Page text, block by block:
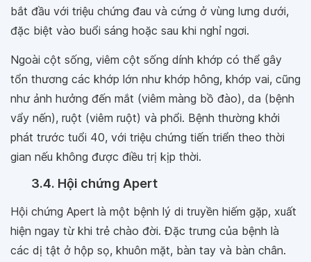
bắt đầu với triệu chứng đau và cứng ở vùng lưng dưới,
đặc biệt vào buổi sáng hoặc sau khi nghỉ ngơi.
Ngoài cột sống, viêm cột sống dính khớp có thể gây
tổn thương các khớp lớn như khớp hông, khớp vai, cũng
như ảnh hưởng đến mắt (viêm màng bồ đào), da (bệnh
vẩy nến), ruột (viêm ruột) và phổi. Bệnh thường khởi
phát trước tuổi 40, với triệu chứng tiến triển theo thời
gian nếu không được điều trị kịp thời.
3.4. Hội chứng Apert
Hội chứng Apert là một bệnh lý di truyền hiếm gặp, xuất
hiện ngay từ khi trẻ chào đời. Đặc trưng của bệnh là
các dị tật ở hộp sọ, khuôn mặt, bàn tay và bàn chân.